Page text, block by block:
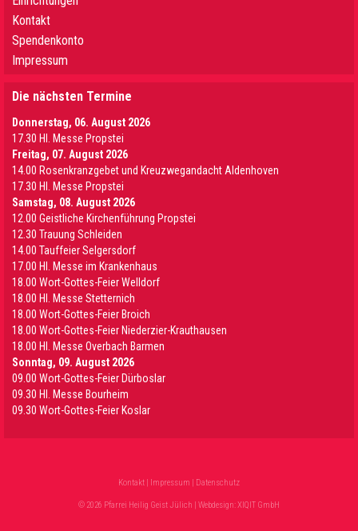
Kontakt
Spendenkonto
Impressum
Die nächsten Termine
Donnerstag, 06. August 2026
17.30 Hl. Messe Propstei
Freitag, 07. August 2026
14.00 Rosenkranzgebet und Kreuzwegandacht Aldenhoven
17.30 Hl. Messe Propstei
Samstag, 08. August 2026
12.00 Geistliche Kirchenführung Propstei
12.30 Trauung Schleiden
14.00 Tauffeier Selgersdorf
17.00 Hl. Messe im Krankenhaus
18.00 Wort-Gottes-Feier Welldorf
18.00 Hl. Messe Stetternich
18.00 Wort-Gottes-Feier Broich
18.00 Wort-Gottes-Feier Niederzier-Krauthausen
18.00 Hl. Messe Overbach Barmen
Sonntag, 09. August 2026
09.00 Wort-Gottes-Feier Dürboslar
09.30 HI. Messe Bourheim
09.30 Wort-Gottes-Feier Koslar
Kontakt | Impressum | Datenschutz
© 2026 Pfarrei Heilig Geist Jülich | Webdesign:XIQIT GmbH